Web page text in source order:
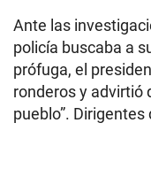
Ante las
policía buscaba a
prófuga, el
ronderos y advirtió
pueblo”.